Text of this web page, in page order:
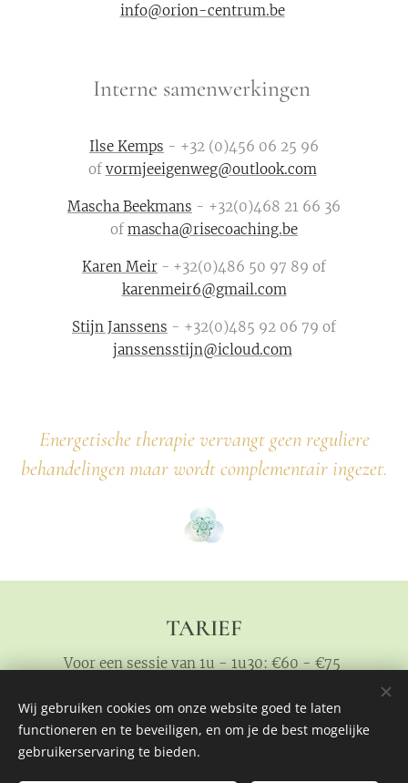
info@orion-centrum.be
Interne samenwerkingen
Ilse Kemps - +32 (0)456 06 25 96
of vormjeeigenweg@outlook.com
Mascha Beekmans - +32(0)468 21 66 36
of mascha@risecoaching.be
Karen Meir - +32(0)486 50 97 89 of
karenmeir6@gmail.com
Stijn Janssens - +32(0)485 92 06 79 of
janssensstijn@icloud.com
Energetische therapie vervangt geen reguliere
behandelingen maar wordt complementair ingezet.
TARIEF
Voor een sessie van 1u - 1u30: €60 - €75
Locatie: Orion - Lepelstraat 200 - 3920 Lommel
Alle rechten voorbehouden 2020
Wij gebruiken cookies om onze website goed te laten
functioneren en te beveiligen, en om je de best mogelijke
gebruikerservaring te bieden.